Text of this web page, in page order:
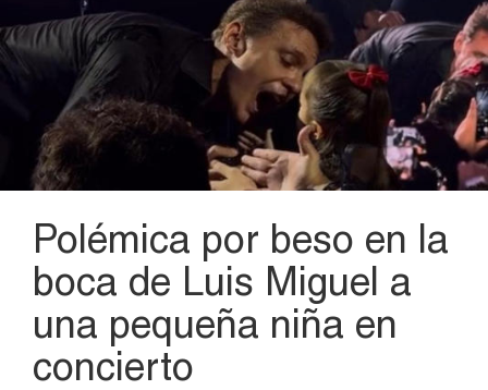
Polémica por beso en la
boca de Luis Miguel a
una pequeña niña en
concierto